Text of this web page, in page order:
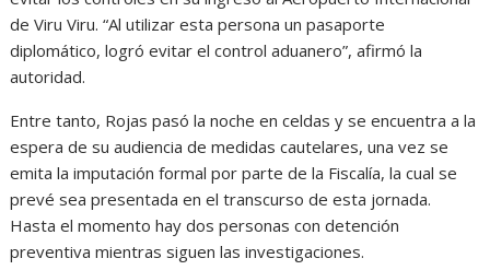
de Viru Viru. “Al utilizar esta persona un pasaporte
diplomático, logró evitar el control aduanero”, afirmó la
autoridad.
Entre tanto, Rojas pasó la noche en celdas y se encuentra a la
espera de su audiencia de medidas cautelares, una vez se
emita la imputación formal por parte de la Fiscalía, la cual se
prevé sea presentada en el transcurso de esta jornada.
Hasta el momento hay dos personas con detención
preventiva mientras siguen las investigaciones.